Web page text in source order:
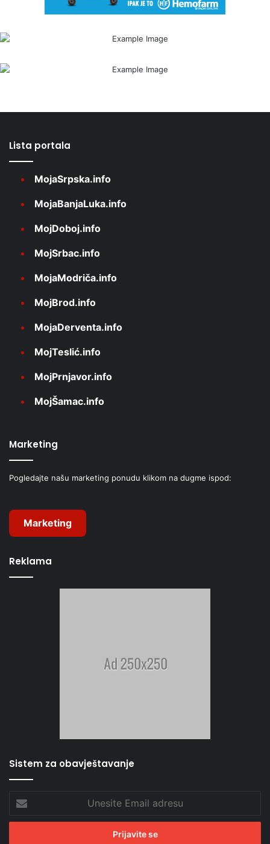
Lista portala
MojaSrpska.info
MojaBanjaLuka.info
MojDoboj.info
MojSrbac.info
MojaModriča.info
MojBrod.info
MojaDerventa.info
MojTeslić.info
MojPrnjavor.info
MojŠamac.info
Marketing
Pogledajte našu marketing ponudu klikom na dugme ispod:
Marketing
Reklama
Sistem za obavještavanje
Email
adresu